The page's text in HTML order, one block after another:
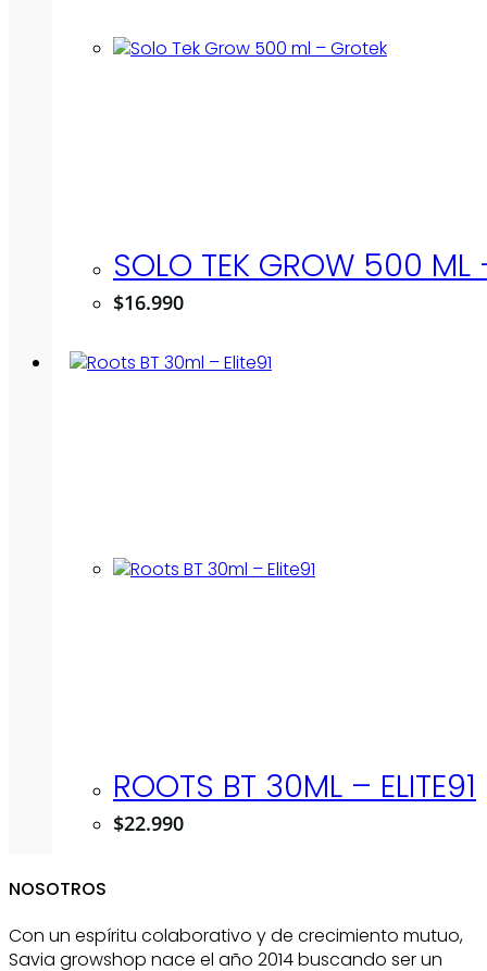
SOLO TEK GROW 500 ML
$16.990
ROOTS BT 30ML – ELITE91
$22.990
NOSOTROS
Con un espíritu colaborativo y de crecimiento mutuo,
Savia growshop nace el año 2014 buscando ser un